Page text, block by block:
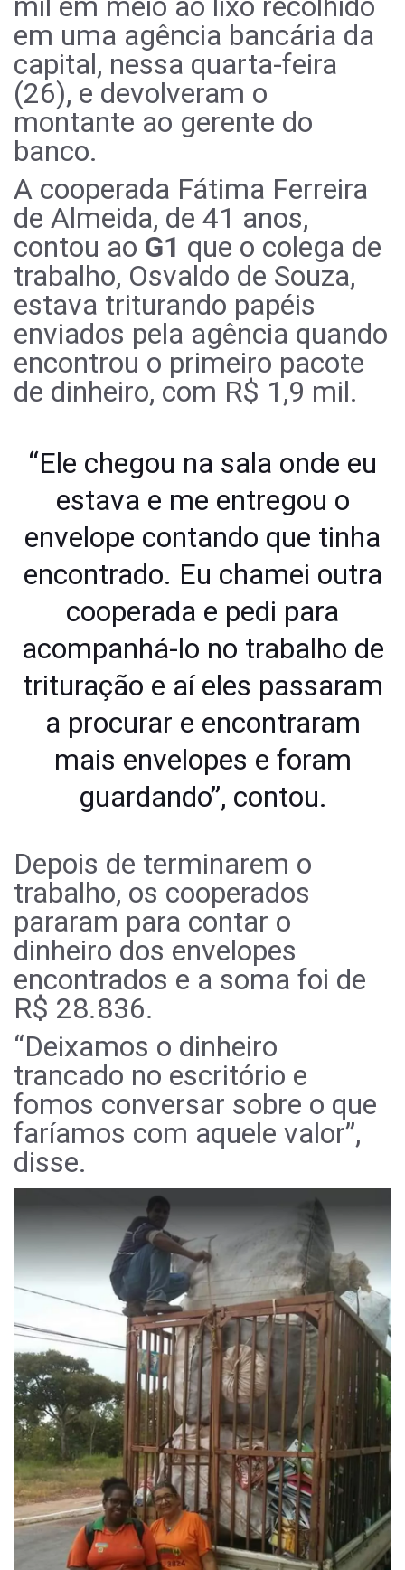
em uma agência bancária da
capital, nessa quarta-feira
(26), e devolveram o
montante ao gerente do
banco.
A cooperada Fátima Ferreira
de Almeida, de 41 anos,
contou ao G1 que o colega de
trabalho, Osvaldo de Souza,
estava triturando papéis
enviados pela agência quando
encontrou o primeiro pacote
de dinheiro, com R$ 1,9 mil.
“Ele chegou na sala onde eu
estava e me entregou o
envelope contando que tinha
encontrado. Eu chamei outra
cooperada e pedi para
acompanhá-lo no trabalho de
trituração e aí eles passaram
a procurar e encontraram
mais envelopes e foram
guardando”, contou.
Depois de terminarem o
trabalho, os cooperados
pararam para contar o
dinheiro dos envelopes
encontrados e a soma foi de
R$ 28.836.
“Deixamos o dinheiro
trancado no escritório e
fomos conversar sobre o que
faríamos com aquele valor”,
disse.